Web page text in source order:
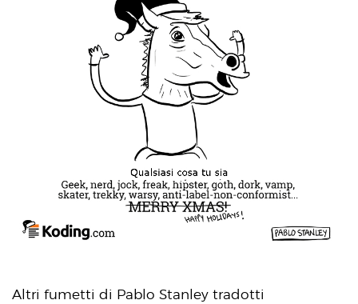
Altri fumetti di Pablo Stanley tradotti